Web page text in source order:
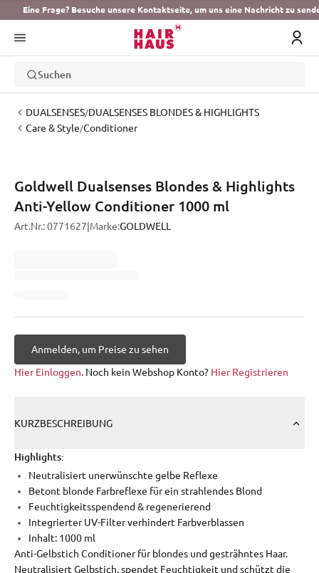
Eine Frage? Besuche unsere Kontaktseite, um uns eine Nachricht zu
Suchen
DUALSENSES/DUALSENSES BLONDES & HIGHLIGHTS
Care & Style/Conditioner
Goldwell Dualsenses Blondes & Highlights
Anti-Yellow Conditioner 1000 ml
Art.Nr.:0771627 Marke:GOLDWELL
Anmelden, um Preise zu sehen
Hier Einloggen. Noch kein Webshop Konto? Hier Registrieren
KURZBESCHREIBUNG
Highlights:
Neutralisiert unerwünschte gelbe Reflexe
Betont blonde Farbreflexe für ein strahlendes Blond
Feuchtigkeitsspendend & regenerierend
Integrierter UV-Filter verhindert Farbverblassen
Inhalt: 1000 ml
Anti-Gelbstich Conditioner für blondes und gesträhntes Haar.
Neutralisiert Gelbstich, spendet Feuchtigkeit und schützt die